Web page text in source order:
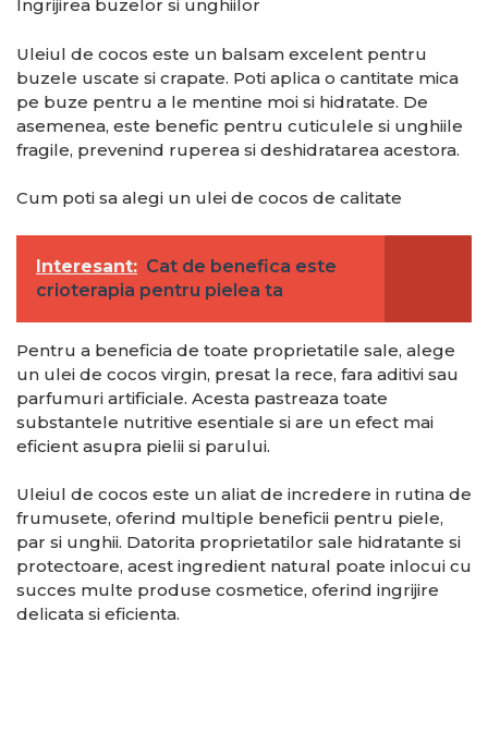
Ingrijirea buzelor si unghiilor
Uleiul de cocos este un balsam excelent pentru
buzele uscate si crapate. Poti aplica o cantitate mica
pe buze pentru a le mentine moi si hidratate. De
asemenea, este benefic pentru cuticulele si unghiile
fragile, prevenind ruperea si deshidratarea acestora.
Cum poti sa alegi un ulei de cocos de calitate
Interesant: Cat de benefica este
crioterapia pentru pielea ta
Pentru a beneficia de toate proprietatile sale, alege
un ulei de cocos virgin, presat la rece, fara aditivi sau
parfumuri artificiale. Acesta pastreaza toate
substantele nutritive esentiale si are un efect mai
eficient asupra pielii si parului.
Uleiul de cocos este un aliat de incredere in rutina de
frumusete, oferind multiple beneficii pentru piele,
par si unghii. Datorita proprietatilor sale hidratante si
protectoare, acest ingredient natural poate inlocui cu
succes multe produse cosmetice, oferind ingrijire
delicata si eficienta.